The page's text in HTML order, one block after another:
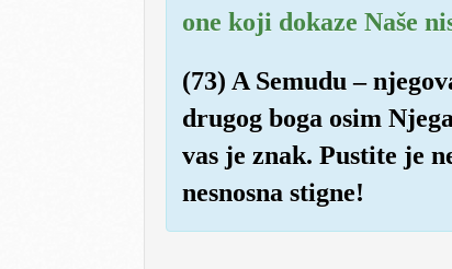
one koji dokaze Naše
(73) A Semudu –
drugog boga osim
vas je znak. Pustite je
nesnosna stigne!